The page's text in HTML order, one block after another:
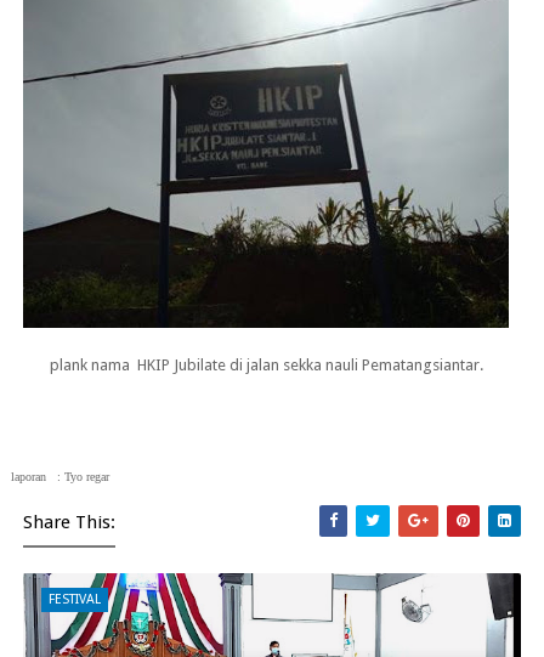
plank nama HKIP Jubilate di jalan sekka nauli Pematangsiantar.
laporan : Tyo regar
Share This:
FESTIVAL